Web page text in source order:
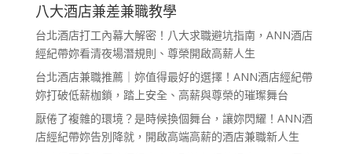
八大酒店兼差兼職教學
台北酒店打工內幕大解密！八大求職避坑指南，ANN酒店
經紀帶妳看清夜場潛規則、尊榮開啟高薪人生
台北酒店兼職推薦｜妳值得最好的選擇！ANN酒店經紀帶
妳打破低薪枷鎖，踏上安全、高薪與尊榮的璀璨舞台
厭倦了複雜的環境？是時候換個舞台，讓妳閃耀！ANN酒
店經紀帶妳告別降就，開啟高端高薪的酒店兼職新人生